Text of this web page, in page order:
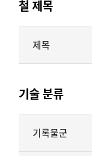
테이블
기여자
제공됨
<
철 제목
기록물
건의
제목를
보여주는
표
제목
기술 분류
분류기록물군